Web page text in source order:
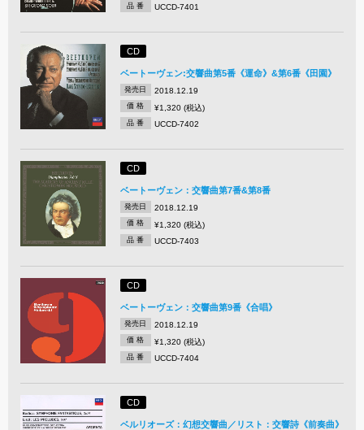
品 番 UCCD-7401
CD
ベートーヴェン:交響曲第5番《運命》&第6番《田園》
発売日 2018.12.19
価 格 ¥1,320 (税込)
品 番 UCCD-7402
CD
ベートーヴェン：交響曲第7番&第8番
発売日 2018.12.19
価 格 ¥1,320 (税込)
品 番 UCCD-7403
CD
ベートーヴェン：交響曲第9番《合唱》
発売日 2018.12.19
価 格 ¥1,320 (税込)
品 番 UCCD-7404
CD
ベルリオーズ：幻想交響曲／リスト：交響詩《前奏曲》